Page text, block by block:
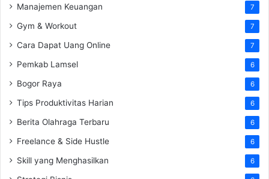
Manajemen Keuangan 7
Gym & Workout 7
Cara Dapat Uang Online 7
Pemkab Lamsel 6
Bogor Raya 6
Tips Produktivitas Harian 6
Berita Olahraga Terbaru 6
Freelance & Side Hustle 6
Skill yang Menghasilkan 6